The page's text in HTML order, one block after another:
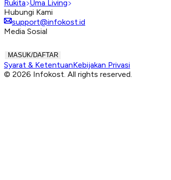
Rukita Uma Living
Hubungi Kami
support@infokost.id
Media Sosial
MASUK/DAFTAR
Syarat & KetentuanKebijakan Privasi
© 2026 Infokost. All rights reserved.